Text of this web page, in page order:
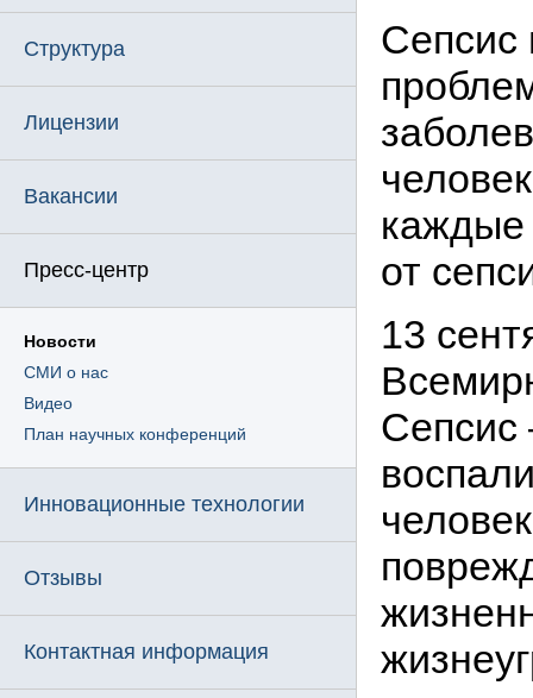
Структура
Лицензии
Вакансии
Пресс-центр
Новости
СМИ о нас
Видео
План научных конференций
Инновационные технологии
Отзывы
Контактная информация
Сепсис
каждые
от
13
Сепсис